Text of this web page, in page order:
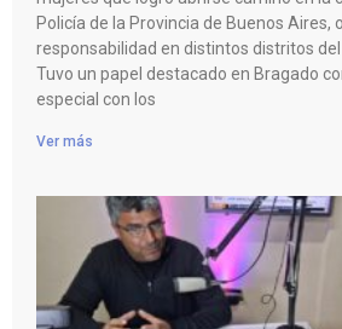
Policía de la Provincia de Buenos Aires,
responsabilidad en distintos distritos
Tuvo un papel destacado en Bragado
especial con los
Ver más